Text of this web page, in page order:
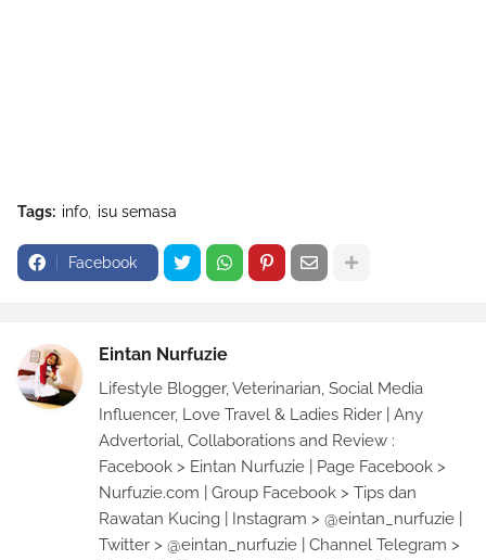
Tags: info isu semasa
Facebook
Eintan Nurfuzie
Lifestyle Blogger, Veterinarian, Social Media
Influencer, Love Travel & Ladies Rider | Any
Advertorial, Collaborations and Review :
Facebook > Eintan Nurfuzie | Page Facebook >
Nurfuzie.com | Group Facebook > Tips dan
Rawatan Kucing | Instagram > @eintan_nurfuzie |
Twitter > @eintan_nurfuzie | Channel Telegram >